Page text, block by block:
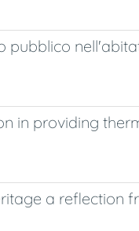
pubblico
in providing
a reflection